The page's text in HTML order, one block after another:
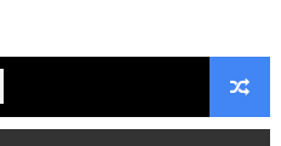
residencial en la
inclusión y atención a